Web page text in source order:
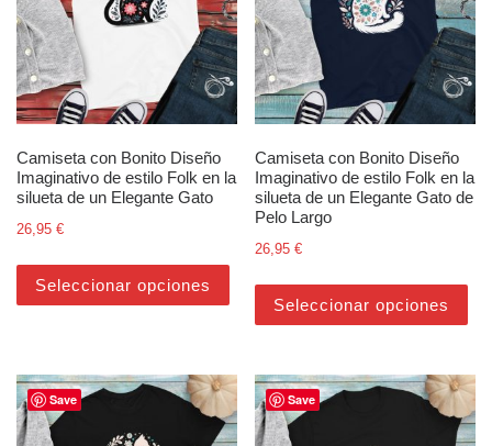
Camiseta con Bonito Diseño
Imaginativo de estilo Folk en la
silueta de un Elegante Gato
26,95 €
Seleccionar opciones
Este producto tiene múltiples
Camiseta con Bonito Diseño
Imaginativo de estilo Folk en la
silueta de un Elegante Gato de
Pelo Largo
26,95€
Seleccionar opciones
Save Save